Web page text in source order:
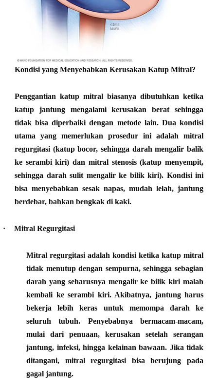
Kondisi yang Menyebabkan Kerusakan Katup Mitral?
Penggantian katup mitral biasanya dibutuhkan ketika
katup jantung mengalami kerusakan berat sehingga
tidak bisa diperbaiki dengan metode lain. Dua kondisi
utama yang memerlukan prosedur ini adalah mitral
regurgitasi (katup bocor, sehingga darah mengalir balik
ke serambi kiri) dan mitral stenosis (katup menyempit,
sehingga darah sulit mengalir ke bilik kiri). Kondisi ini
bisa menyebabkan sesak napas, mudah lelah, jantung
berdebar, bahkan bengkak di kaki.
· Mitral Regurgitasi
Mitral regurgitasi adalah kondisi ketika katup mitral
tidak menutup dengan sempurna, sehingga sebagian
darah yang seharusnya mengalir ke bilik kiri malah
kembali ke serambi kiri. Akibatnya, jantung harus
bekerja lebih keras untuk memompa darah ke
seluruh tubuh. Penyebabnya bermacam-macam,
mulai dari penuaan, kerusakan setelah serangan
jantung, infeksi, hingga kelainan bawaan. Jika tidak
ditangani, mitral regurgitasi bisa berujung pada
gagal jantung.